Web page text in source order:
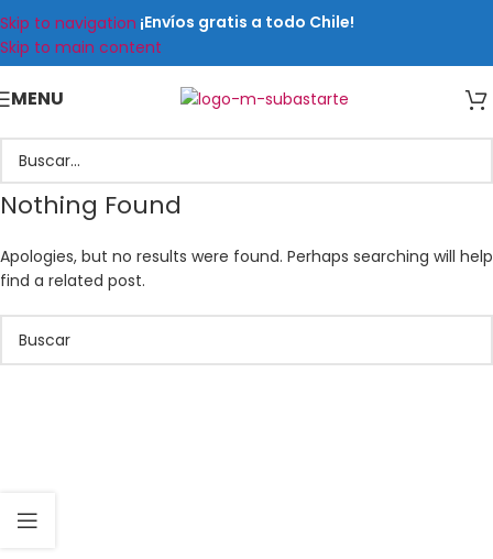
Skip to navigation
Skip to main content
¡Envíos gratis a todo Chile!
MENU
Nothing Found
Apologies, but no results were found. Perhaps searching will help
find a related post.